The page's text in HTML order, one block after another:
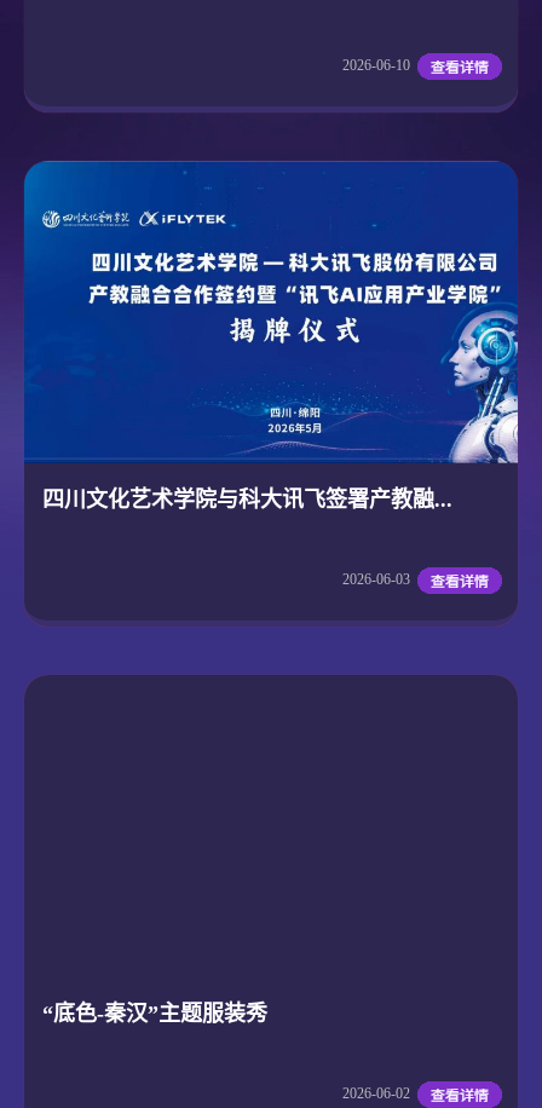
2026-06-10
四川文化艺术学院与科大讯飞签署产教融...
2026-06-03
“底色-秦汉”主题服装秀
2026-06-02